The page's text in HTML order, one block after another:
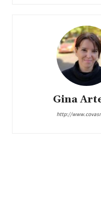
Gina
http://